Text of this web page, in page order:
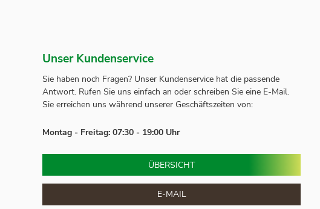
Unser Kundenservice
Sie haben noch Fragen? Unser Kundenservice hat die passende
Antwort. Rufen Sie uns einfach an oder schreiben Sie eine E-Mail.
Sie erreichen uns während unserer Geschäftszeiten von:
Montag - Freitag: 07:30 - 19:00 Uhr
ÜBERSICHT
E-MAIL